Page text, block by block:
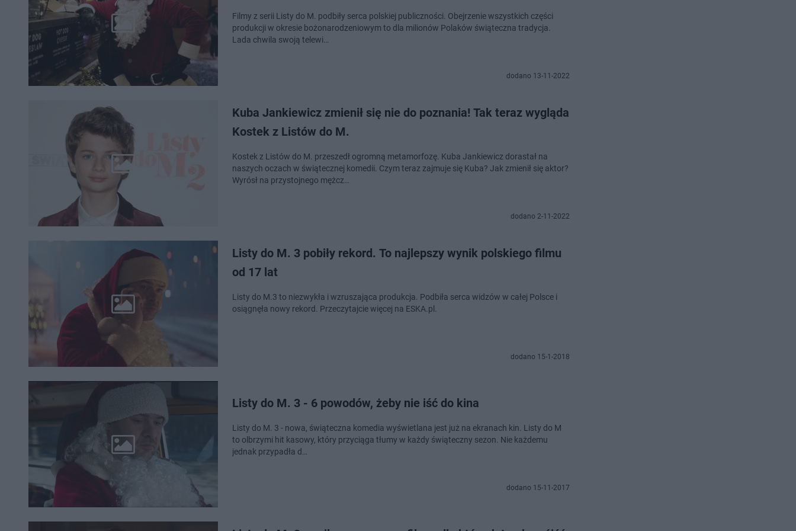
Filmy z serii Listy do M. podbiły serca polskiej publiczności. Obejrzenie wszystkich części
produkcji w okresie bożonarodzeniowym to dla milionów Polaków świąteczna tradycja.
Lada chwila swoją telewi…
dodano 13-11-2022
Kuba Jankiewicz zmienił się nie do poznania! Tak teraz wygląda
Kostek z Listów do M.
Kostek z Listów do M. przeszedł ogromną metamorfozę. Kuba Jankiewicz dorastał na
naszych oczach w świątecznej komedii. Czym teraz zajmuje się Kuba? Jak zmienił się aktor?
Wyrósł na przystojnego mężcz…
dodano 2-11-2022
Listy do M. 3 pobiły rekord. To najlepszy wynik polskiego filmu
od 17 lat
Listy do M.3 to niezwykła i wzruszająca produkcja. Podbiła serca widzów w całej Polsce i
osiągnęła nowy rekord. Przeczytajcie więcej na ESKA.pl.
dodano 15-1-2018
Listy do M. 3 - 6 powodów, żeby nie iść do kina
Listy do M. 3 - nowa, świąteczna komedia wyświetlana jest już na ekranach kin. Listy do M
to olbrzymi hit kasowy, który przyciąga tłumy w każdy świąteczny sezon. Nie każdemu
jednak przypadła d…
dodano 15-11-2017